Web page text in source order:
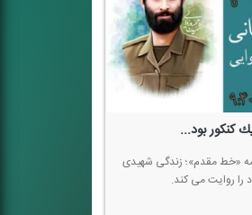
كنكور بود...
«خط مقدم»؛ زندگی شهیدی
را روایت می كند.